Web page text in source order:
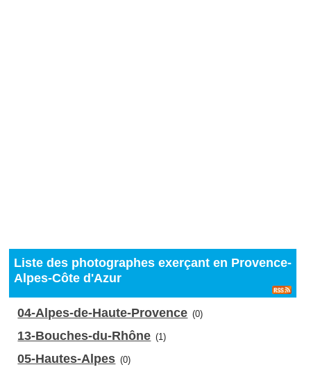
Liste des photographes exerçant en Provence-
Alpes-Côte d'Azur
04-Alpes-de-Haute-Provence (0)
13-Bouches-du-Rhône (1)
05-Hautes-Alpes (0)